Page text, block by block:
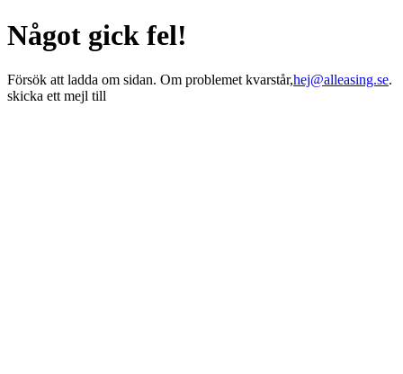
Något gick fel!
Försök att ladda om sidan. Om problemet kvarstår,hej@alleasing.se.
skicka ett mejl till